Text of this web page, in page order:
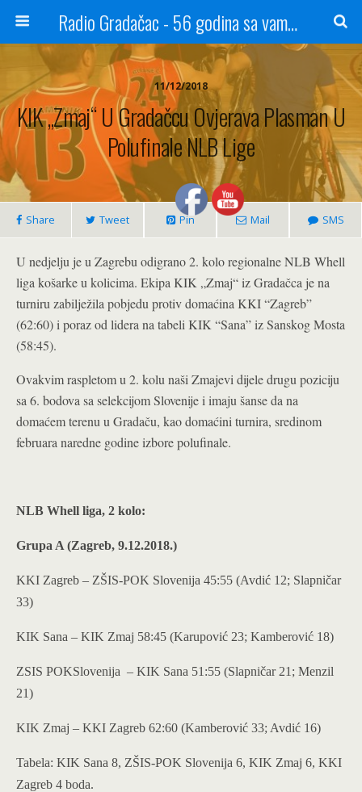
Radio Gradačac - 56 godina sa vama...
11/12/2018
KIK „Zmaj“ U Gradačcu Ovjerava Plasman U
Polufinale NLB Lige
Share Tweet Pin Mail SMS
U nedjelju je u Zagrebu odigrano 2. kolo regionalne NLB Whell
liga košarke u kolicima. Ekipa KIK „Zmaj“ iz Gradačca je na
turniru zabilježila pobjedu protiv domaćina KKI “Zagreb”
(62:60) i poraz od lidera na tabeli KIK “Sana” iz Sanskog Mosta
(58:45).
Ovakvim raspletom u 2. kolu naši Zmajevi dijele drugu poziciju
sa 6. bodova sa selekcijom Slovenije i imaju šanse da na
domaćem terenu u Gradaču, kao domaćini turnira, sredinom
februara naredne godine izbore polufinale.
NLB Whell liga, 2 kolo:
Grupa A (Zagreb, 9.12.2018.)
KKI Zagreb – ZŠIS-POK Slovenija 45:55 (Avdić 12; Slapničar
33)
KIK Sana – KIK Zmaj 58:45 (Karupović 23; Kamberović 18)
ZSIS POKSlovenija – KIK Sana 51:55 (Slapničar 21; Menzil
21)
KIK Zmaj – KKI Zagreb 62:60 (Kamberović 33; Avdić 16)
Tabela: KIK Sana 8, ZŠIS-POK Slovenija 6, KIK Zmaj 6, KKI
Zagreb 4 boda.